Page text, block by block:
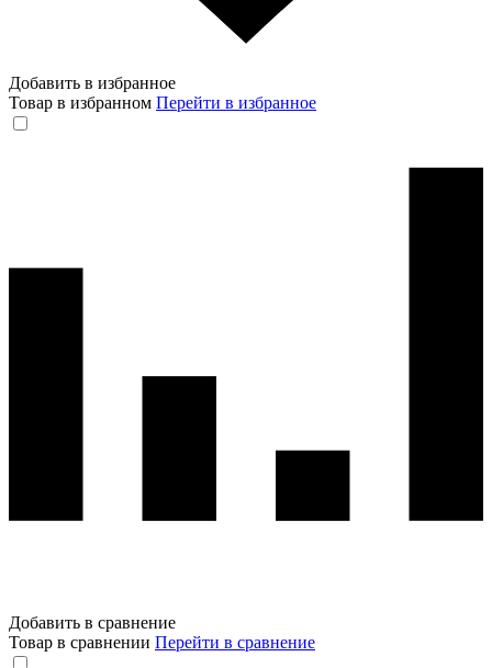
Добавить в избранное
Товар в избранном Перейти в избранное
Добавить в сравнение
Товар в сравнении Перейти в сравнение